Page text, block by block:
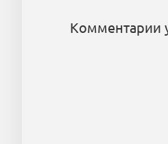
Комментарии